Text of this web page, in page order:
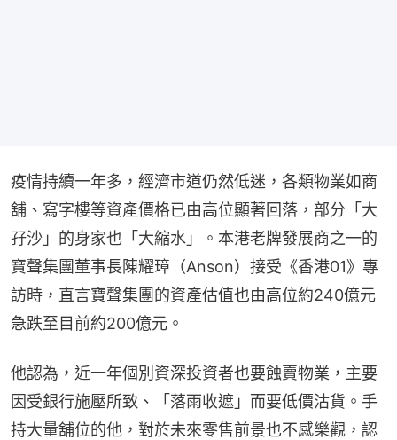
疫情持續一年多，經濟市道仍然低迷，各類物業如商
舖、寫字樓等資產價格已由高位顯著回落，部分「大
孖沙」的身家也「大縮水」。本港老牌發展商之一的
寶聲集團董事長陳耀璋（Anson）接受《香港01》專
訪時，直言寶聲集團的資產估值也由高位約240億元
急跌至目前約200億元。
他認為，近一年個別資深投資者也要蝕賣物業，主要
因受銀行施壓所致、「落雨收遮」而要低價沽貨。手
持大量舖位的他，對於未來零售前景也不感樂觀，認